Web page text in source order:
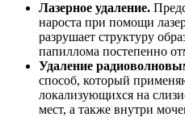
Лазерное удаление.
нароста при помощи
разрушает структуру
папиллома постепенно
Удаление
способ, который
локализующихся на
мест, а также внутри